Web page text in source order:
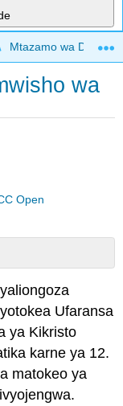
Mtazamo wa Dunia
wa
Open
Ufaransa
ya Kikristo
karne ya 12.
matokeo ya